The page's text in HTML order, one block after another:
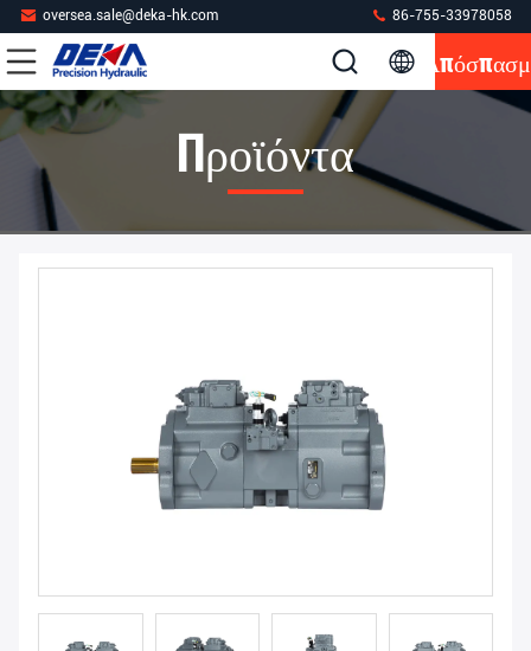
oversea.sale@deka-hk.com 86-755-33978058
Προϊόντα